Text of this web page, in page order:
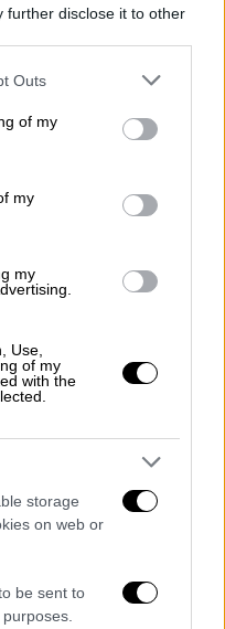
further disclose it to other
one or more Google
You may click to
its third-party tags to
in below Google
Outs
of my
my
my
Use,
of my
with the
storage
on web or
be sent to
Ρουμπιάλες
για
άκρα η κόντρα
να τον
έπεσε θύμα
είπε ότι το φιλί